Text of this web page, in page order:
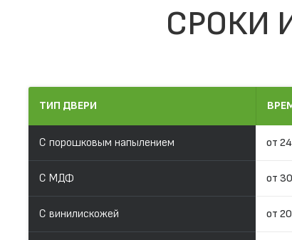
СРОКИ
ТИП ДВЕРИ
С порошковым напылением от
С МДФ от
С винилискожей от